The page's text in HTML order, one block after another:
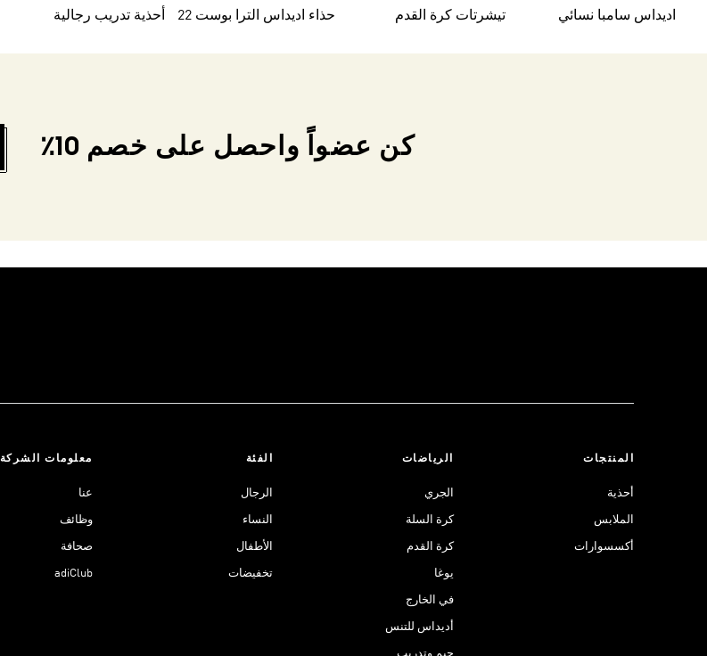
اديداس سامبا نسائي
تيشرتات كرة القدم حذاء اديداس الترا بوست 22 أحذية تدريب رجالية
كن عضواً واحصل على خصم 10٪
المنتجات
أحذية
الملابس
أكسسوارات
الرياضات
الجري
كرة السلة
كرة القدم
يوغا
في الخارج
أديداس للتنس
الفئة
الرجال
النساء
الأطفال
تخفيضات
معلومات الشركة
عنا
وظائف
صحافة
adiClub